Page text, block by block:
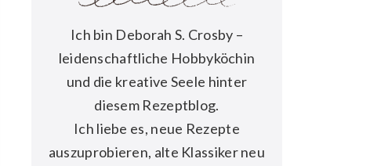
Ich bin Deborah S. Crosby –
leidenschaftliche Hobbyköchin
und die kreative Seele hinter
diesem Rezeptblog.
Ich liebe es, neue Rezepte
auszuprobieren, alte Klassiker neu